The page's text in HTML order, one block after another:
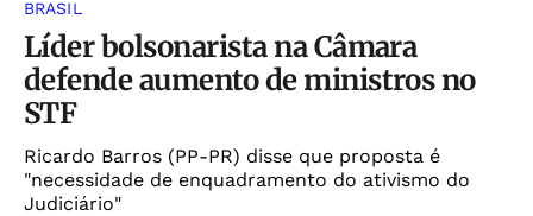
BRASIL
Líder bolsonarista na Câmara
defende aumento de ministros no
STF
Ricardo Barros (PP-PR) disse que proposta é
"necessidade de enquadramento do ativismo do
Judiciário"